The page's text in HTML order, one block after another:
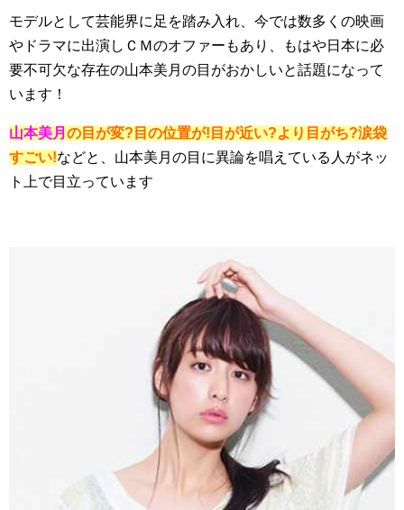
モデルとして芸能界に足を踏み入れ、今では数多くの映画
やドラマに出演しＣＭのオファーもあり、もはや日本に必
要不可欠な存在の山本美月の目がおかしいと話題になって
います！
山本美月 の目が変?目の位置が!目が近い?より目がち?涙袋
すごい!などと、山本美月の目に異論を唱えている人がネッ
ト上で目立っています